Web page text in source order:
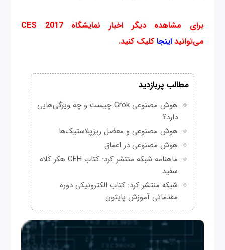
برای مشاهده دیگر اخبار نمایشگاه CES 2017
می‌توانید اینجا کلیک کنید.
مطالب پربازدید
هوش مصنوعی Grok چیست و چه ویژگی‌هایی
دارد؟
هوش مصنوعی و معضل ریزپلاستیک‌ها
هوش مصنوعی در اعماق
ماهنامه شبکه منتشر کرد: کتاب CEH هکر کلاه
سفید
شبکه منتشر کرد: کتاب الکترونیکی دوره
مقدماتی آموزش پایتون